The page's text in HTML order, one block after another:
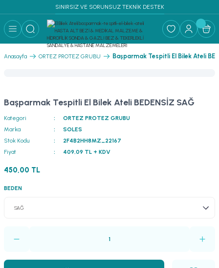
SINIRSIZ VE SORUNSUZ TEKNİK DESTEK
MALZEME ↓
Anasayfa ORTEZ PROTEZ GRUBU Başparmak Tespitli El Bilek Ateli
Başparmak Tespitli El Bilek Ateli BEDENSİZ SAĞ
Kategori
ORTEZ PROTEZ GRUBU
Marka
SOLES
Stok Kodu
2F4B2HH8MZ_22167
Fiyat
409,09 TL + KDV
450,00 TL
BEDEN